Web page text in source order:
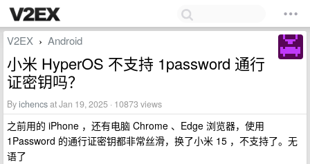
V2EX › Android
小米 HyperOS 不支持 1password 通行
证密钥吗？
Byichencsat Jan 19, 2025 · 10873 views
之前用的 iPhone ，还有电脑 Chrome 、Edge 浏览器，使用
1Password 的通行证密钥都非常丝滑，换了小米 15 ，不支持了。无
语了